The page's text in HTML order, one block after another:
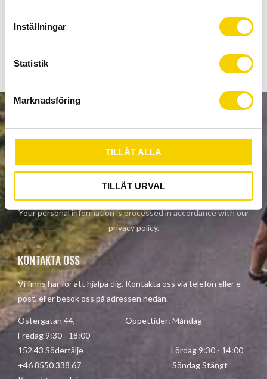
s
l
Inställningar
Statistik
Marknadsföring
TILLÅT ALLA
TILLÅT URVAL
STEALTHSPORT
NEWSLETTER
SUBSCRIBE
Your personal information is processed in accordance with our
privacy policy.
KONTAKTA OSS
Vi finns här för att hjälpa dig. Kontakta oss via telefon eller e-
post, eller besök oss på adressen nedan.
Östergatan 44, Öppettider: Måndag -
Fredag 9:30 - 18:00
152 43 Södertälje Lördag 9:30 - 14:00
+46 8550 338 67 Söndag Stängt